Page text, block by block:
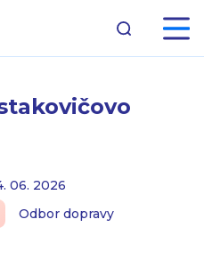
06. 2026
Odbor dopravy